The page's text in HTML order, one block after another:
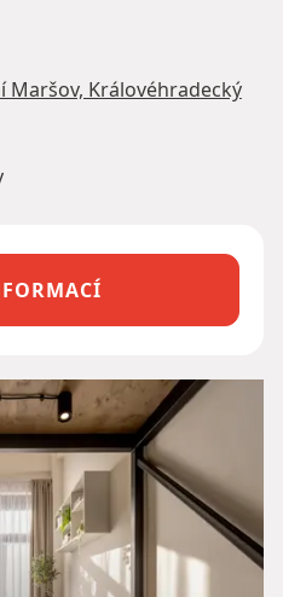
Maršov, Královéhradecký